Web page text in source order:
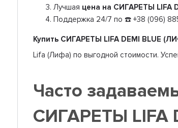
Лучшая цена на СИГАРЕТЫ
Поддержка 24/7 по ☎️ +38 (096)
Купить СИГАРЕТЫ LIFA DEMI BLUE
Lifa (Лифа) по выгодной стоимости.
Часто
СИГАРЕТЫ LIFA